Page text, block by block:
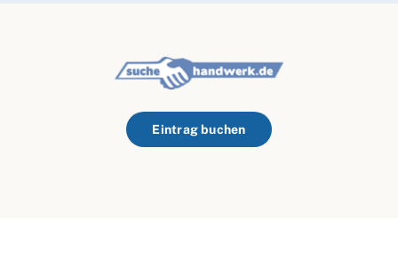
Eintrag buchen